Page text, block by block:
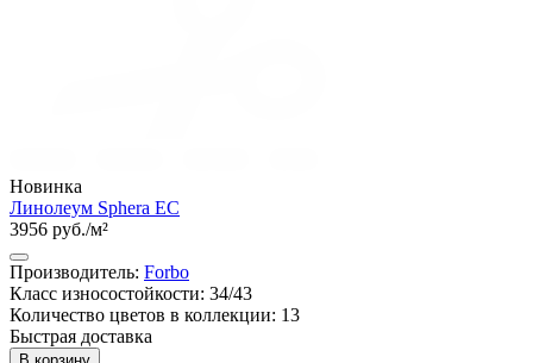
Новинка
Линолеум Sphera EC
3956 руб./м²
Производитель: Forbo
Класс износостойкости: 34/43
Количество цветов в коллекции: 13
Быстрая доставка